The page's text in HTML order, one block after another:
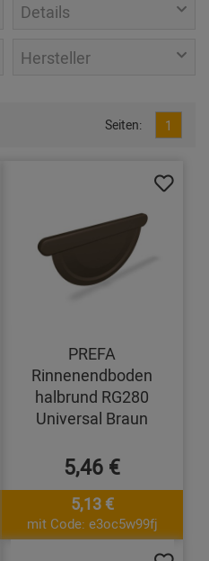
Details
Hersteller
Seiten: 1
PREFA
Rinnenendboden
halbrund RG280
Universal Braun
5,46 €
5,13 €
mit Code: e3oc5w99fj